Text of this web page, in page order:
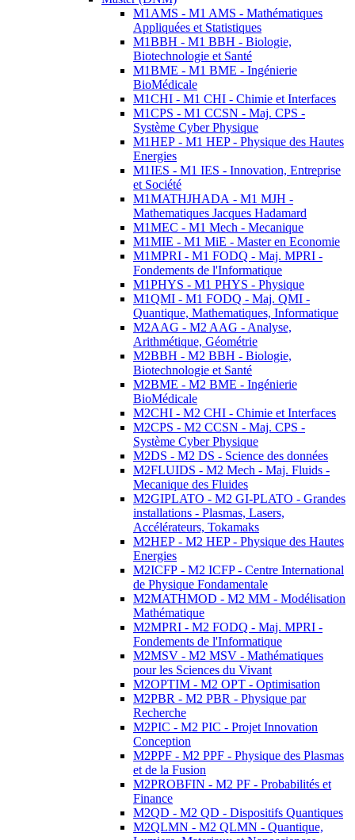
M1AMS - M1 AMS - Mathématiques
Appliquées et Statistiques
M1BBH - M1 BBH - Biologie,
Biotechnologie et Santé
M1BME - M1 BME - Ingénierie
BioMédicale
M1CHI - M1 CHI - Chimie et Interfaces
M1CPS - M1 CCSN - Maj. CPS -
Système Cyber Physique
M1HEP - M1 HEP - Physique des Hautes
Energies
M1IES - M1 IES - Innovation, Entreprise
et Société
M1MATHJHADA - M1 MJH -
Mathematiques Jacques Hadamard
M1MEC - M1 Mech - Mecanique
M1MIE - M1 MiE - Master en Economie
M1MPRI - M1 FODQ - Maj. MPRI -
Fondements de l'Informatique
M1PHYS - M1 PHYS - Physique
M1QMI - M1 FODQ - Maj. QMI -
Quantique, Mathematiques, Informatique
M2AAG - M2 AAG - Analyse,
Arithmétique, Géométrie
M2BBH - M2 BBH - Biologie,
Biotechnologie et Santé
M2BME - M2 BME - Ingénierie
BioMédicale
M2CHI - M2 CHI - Chimie et Interfaces
M2CPS - M2 CCSN - Maj. CPS -
Système Cyber Physique
M2DS - M2 DS - Science des données
M2FLUIDS - M2 Mech - Maj. Fluids -
Mecanique des Fluides
M2GIPLATO - M2 GI-PLATO - Grandes
installations - Plasmas, Lasers,
Accélérateurs, Tokamaks
M2HEP - M2 HEP - Physique des Hautes
Energies
M2ICFP - M2 ICFP - Centre International
de Physique Fondamentale
M2MATHMOD - M2 MM - Modélisation
Mathématique
M2MPRI - M2 FODQ - Maj. MPRI -
Fondements de l'Informatique
M2MSV - M2 MSV - Mathématiques
pour les Sciences du Vivant
M2OPTIM - M2 OPT - Optimisation
M2PBR - M2 PBR - Physique par
Recherche
M2PIC - M2 PIC - Projet Innovation
Conception
M2PPF - M2 PPF - Physique des Plasmas
et de la Fusion
M2PROBFIN - M2 PF - Probabilités et
Finance
M2QD - M2 QD - Dispositifs Quantiques
M2QLMN - M2 QLMN - Quantique,